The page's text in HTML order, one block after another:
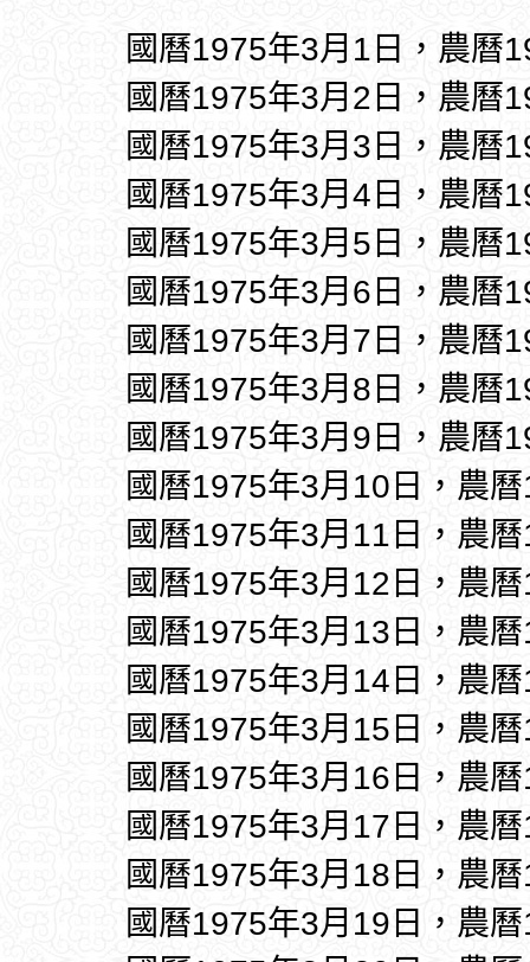
國曆1975年3月1日，農曆
國曆1975年3月2日，農曆
國曆1975年3月3日，農曆
國曆1975年3月4日，農曆
國曆1975年3月5日，農曆
國曆1975年3月6日，農曆
國曆1975年3月7日，農曆
國曆1975年3月8日，農曆
國曆1975年3月9日，農曆
國曆1975年3月10日，農
國曆1975年3月11日，農
國曆1975年3月12日，農
國曆1975年3月13日，農
國曆1975年3月14日，農
國曆1975年3月15日，農
國曆1975年3月16日，農
國曆1975年3月17日，農
國曆1975年3月18日，農
國曆1975年3月19日，農